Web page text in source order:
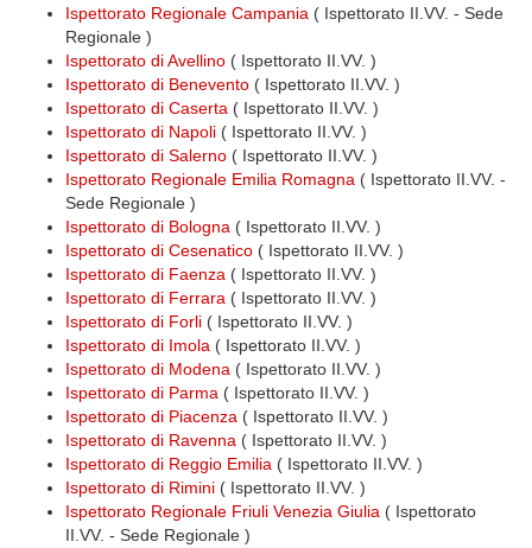
Ispettorato Regionale Campania ( Ispettorato II.VV. - Sede
Regionale )
Ispettorato di Avellino ( Ispettorato II.VV. )
Ispettorato di Benevento ( Ispettorato II.VV. )
Ispettorato di Caserta ( Ispettorato II.VV. )
Ispettorato di Napoli ( Ispettorato II.VV. )
Ispettorato di Salerno ( Ispettorato II.VV. )
Ispettorato Regionale Emilia Romagna ( Ispettorato II.VV. -
Sede Regionale )
Ispettorato di Bologna ( Ispettorato II.VV. )
Ispettorato di Cesenatico ( Ispettorato II.VV. )
Ispettorato di Faenza ( Ispettorato II.VV. )
Ispettorato di Ferrara ( Ispettorato II.VV. )
Ispettorato di Forli ( Ispettorato II.VV. )
Ispettorato di Imola ( Ispettorato II.VV. )
Ispettorato di Modena ( Ispettorato II.VV. )
Ispettorato di Parma ( Ispettorato II.VV. )
Ispettorato di Piacenza ( Ispettorato II.VV. )
Ispettorato di Ravenna ( Ispettorato II.VV. )
Ispettorato di Reggio Emilia ( Ispettorato II.VV. )
Ispettorato di Rimini ( Ispettorato II.VV. )
Ispettorato Regionale Friuli Venezia Giulia ( Ispettorato
II.VV. - Sede Regionale )